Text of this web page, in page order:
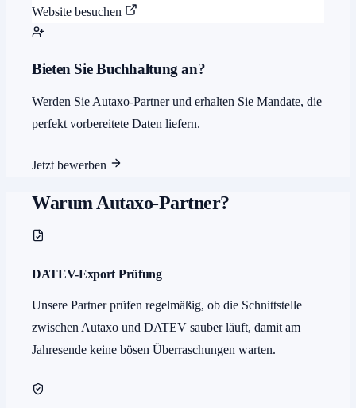
Website besuchen
Bieten Sie Buchhaltung an?
Werden Sie Autaxo-Partner und erhalten Sie Mandate, die
perfekt vorbereitete Daten liefern.
Jetzt bewerben
Warum Autaxo-Partner?
DATEV-Export Prüfung
Unsere Partner prüfen regelmäßig, ob die Schnittstelle
zwischen Autaxo und DATEV sauber läuft, damit am
Jahresende keine bösen Überraschungen warten.